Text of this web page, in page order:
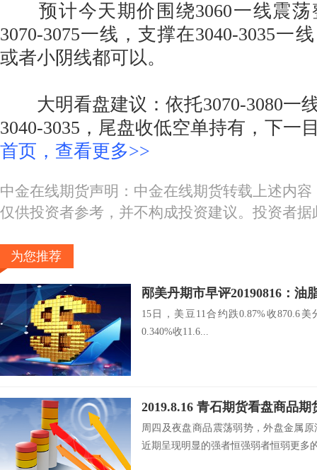
预计今天期价围绕3060一线震荡
3070-3075一线，支撑在3040-3035一
或者小阴线都可以。
大明看盘建议：依托3070-3080一
3040-3035，尾盘收低空单持有，下一
首页，查看更多>>
中金在线期货声明：中金在线期货转载上述内
仅供投资者参考，并不构成投资建议。投资者
为您推荐
邴美丹期市早评20190816：油
15日，美豆11合约跌0.87%收870.6
0.340%收11.6...
2019.8.16 青石期货看盘商品期
周四及夜盘商品震荡弱势，外盘金属
近期呈现明显的强者恒强弱者恒弱更多